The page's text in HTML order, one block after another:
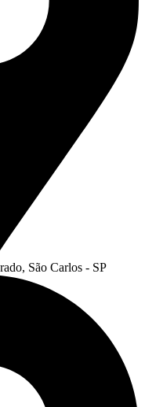
São Carlos - SP